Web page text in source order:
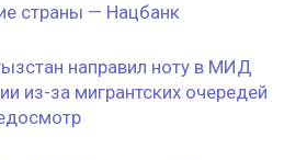
страны — Нацбанк
направил ноту в МИД
из-за мигрантских очередей